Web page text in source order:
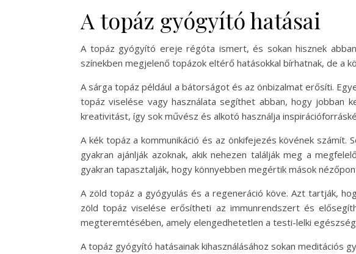
A topáz gyógyító hatásai
A topáz gyógyító ereje régóta ismert, és sokan hisznek
színekben megjelenő topázok eltérő hatásokkal bírhatnak, de a
A sárga topáz például a bátorságot és az önbizalmat erősíti.
topáz viselése vagy használata segíthet abban, hogy jobban
kreativitást, így sok művész és alkotó használja
A kék topáz a kommunikáció és az önkifejezés kövének
gyakran ajánlják azoknak, akik nehezen találják meg a
gyakran tapasztalják, hogy könnyebben megértik mások
A zöld topáz a gyógyulás és a regeneráció köve. Azt tartják,
zöld topáz viselése erősítheti az immunrendszert és
megteremtésében, amely elengedhetetlen a testi-lelki
A topáz gyógyító hatásainak kihasználásához sokan meditációs